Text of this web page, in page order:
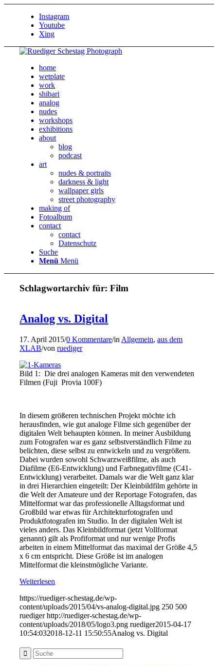
Instagram
Youtube
Xing
home
wetplate
work
shibari
analog
nudes
workshops
exhibitions
about
blog
podcast
art
nudes & portraits
darkness & light
wallpaper girls
street photography
making of
Fotoalbum
contact
contact
Datenschutz
Suche
Menü Menü
Schlagwortarchiv für:Film
Analog vs. Digital
17. April 2015/0 Kommentare/in Allgemein,aus dem
XLAB/vonruediger
Bild 1: Die drei analogen Kameras mit den verwendeten
Filmen (Fuji Provia 100F)
In diesem größeren technischen Projekt möchte ich
herausfinden, wie gut analoge Filme sich gegenüber der
digitalen Welt behaupten können. In meiner Ausbildung
zum Fotografen war es ganz selbstverständlich Filme zu
belichten, diese selbst zu entwickeln und zu vergrößern.
Dabei wurden sowohl Schwarzweißfilme, als auch
Diafilme (E6-Entwicklung) und Farbnegativfilme (C41-
Entwicklung) verarbeitet. Damals war die Welt ganz klar
in drei Hierarchien eingeteilt: Der Kleinbildfilm gehörte in
die Welt der Amateure und der Reportage Fotografen, das
Mittelformat war das professionelle Alltagsformat und
Großbild war etwas für Architekturfotografen und
Produktfotografen im Studio. In der digitalen Welt ist
vieles anders. Das Kleinbildformat (jetzt Vollformat
genannt) gilt als Profiformat und nur wenige Profis
arbeiten in einem Mittelformat das maximal der Größe 4,5
x 6 cm entspricht. Diese Größe ist im analogen
Mittelformat die kleinstmögliche Variante.
Weiterlesen
https://ruediger-schestag.de/wp-
content/uploads/2015/04/vs-analog-digital.jpg 250 500
ruediger http://ruediger-schestag.de/wp-
content/uploads/2018/05/logo3.png ruediger2015-04-17
10:54:032018-12-11 15:50:55Analog vs. Digital